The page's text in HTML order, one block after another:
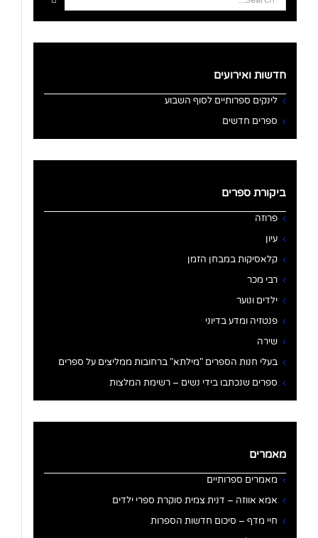
for:
חדשות ואירועים
לינקים ספרותיים לסוף השבוע
ספרים חדשים
ביקורת ספרים
פרוזה
עיון
קלאסיקות במבחן הזמן
רבי מכר
ילדים ונוער
פנטזיה ומדע בדיוני
שירה
בעלי חנות הספרים "מילתא" ברחובות ממליצים על ספרים
ספרים שנכתבו בידי נשים – רשימת המלצות
מאמרים
מאמרים ספרותיים
אמא אווזה – דנית צמית סוקרת ספרי ילדים
חיי מדף – סיכום חדשות הספרות